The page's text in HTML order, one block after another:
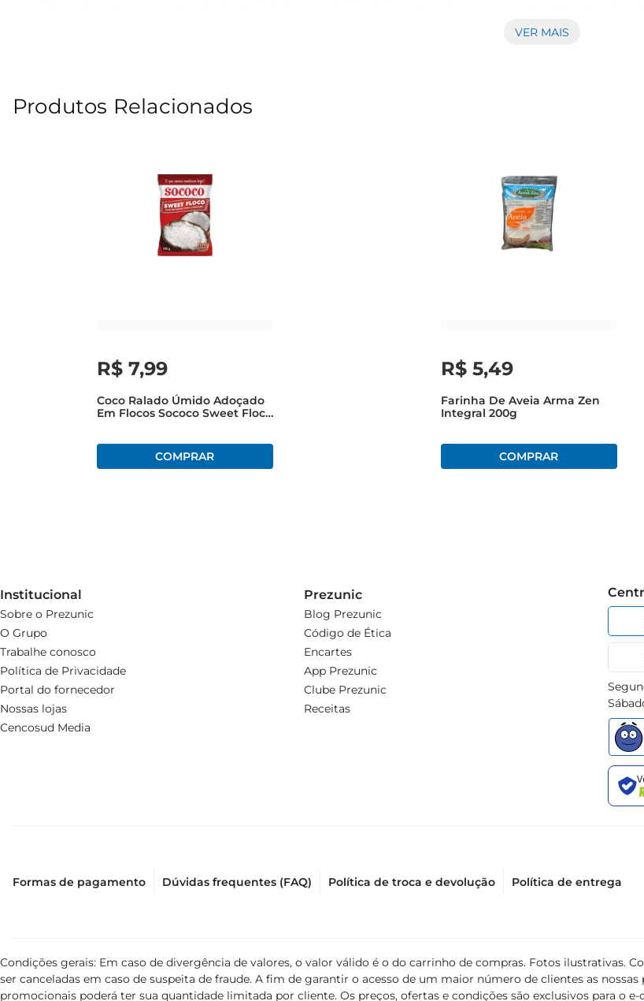
garantir que você tenha uma experiência gastronômica completa. A mistura equilibrada de temperos e a
VER MAIS
Produtos Relacionados
R$ 7,99
Coco Ralado Úmido Adoçado
Em Flocos Sococo Sweet Floco
R$ 5,49
Farinha De Aveia Arma Zen
Integral 200g
Institucional
Sobre o Prezunic
O Grupo
Trabalhe conosco
Política de Privacidade
Portal do fornecedor
Nossas lojas
Cencosud Media
Prezunic
Blog Prezunic
Código de Ética
Encartes
App Prezunic
Clube Prezunic
Receitas
Formas de pagamento Dúvidas frequentes (FAQ) Política de troca e devolução Política de entrega
Condições gerais: Em caso de divergência de valores, o valor válido é o do carrinho de compras. Fotos ilustrativas.
ser canceladas em caso de suspeita de fraude. A fim de garantir o acesso de um maior número de clientes as
promocionais poderá ter sua quantidade limitada por cliente. Os preços, ofertas e condições são exclusivos para o